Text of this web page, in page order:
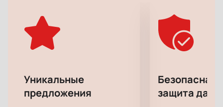
"Сладкоголосая птица юности" собственное
мнение!
Уникальные
предложения
Безопасная
защита